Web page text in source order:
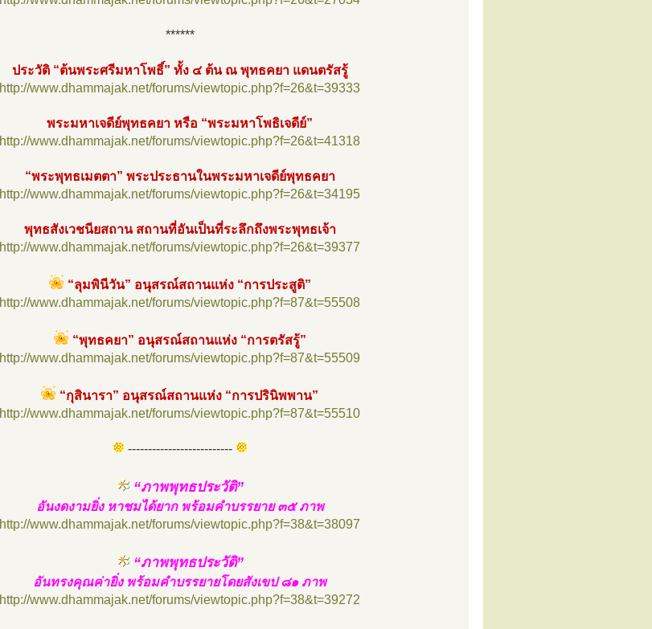
******
ประวัติ “ต้นพระศรีมหาโพธิ์” ทั้ง ๔ ต้น ณ พุทธคยา แดนตรัสรู้
http://www.dhammajak.net/forums/viewtopic.php?f=26&t=39333
พระมหาเจดีย์พุทธคยา หรือ “พระมหาโพธิเจดีย์”
http://www.dhammajak.net/forums/viewtopic.php?f=26&t=41318
“พระพุทธเมตตา” พระประธานในพระมหาเจดีย์พุทธคยา
http://www.dhammajak.net/forums/viewtopic.php?f=26&t=34195
พุทธสังเวชนียสถาน สถานที่อันเป็นที่ระลึกถึงพระพุทธเจ้า
http://www.dhammajak.net/forums/viewtopic.php?f=26&t=39377
“ลุมพินีวัน” อนุสรณ์สถานแห่ง “การประสูติ”
http://www.dhammajak.net/forums/viewtopic.php?f=87&t=55508
“พุทธคยา” อนุสรณ์สถานแห่ง “การตรัสรู้”
http://www.dhammajak.net/forums/viewtopic.php?f=87&t=55509
“กุสินารา” อนุสรณ์สถานแห่ง “การปรินิพพาน”
http://www.dhammajak.net/forums/viewtopic.php?f=87&t=55510
--------------------------
“ภาพพุทธประวัติ”
อันงดงามยิ่ง หาชมได้ยาก พร้อมคำบรรยาย ๓๕ ภาพ
http://www.dhammajak.net/forums/viewtopic.php?f=38&t=38097
“ภาพพุทธประวัติ”
อันทรงคุณค่ายิ่ง พร้อมคำบรรยายโดยสังเขป ๘๑ ภาพ
http://www.dhammajak.net/forums/viewtopic.php?f=38&t=39272